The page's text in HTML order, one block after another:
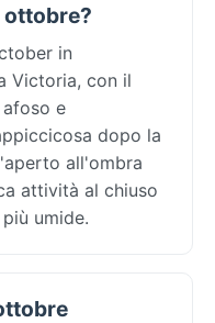
ottobre?
in
Victoria, con il
e
dopo la
all'ombra
attività al chiuso
umide.